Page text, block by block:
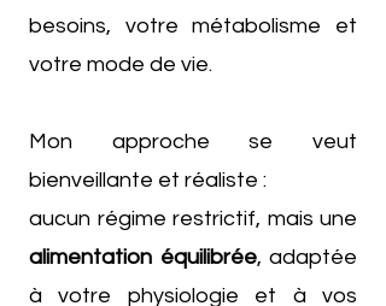
besoins, votre métabolisme et
votre mode de vie.
Mon approche se veut
bienveillante et réaliste :
aucun régime restrictif, mais une
alimentation équilibrée, adaptée
à votre physiologie et à vos